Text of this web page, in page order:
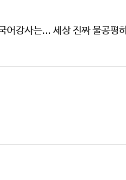
어강사는... 세상 진짜 불공평